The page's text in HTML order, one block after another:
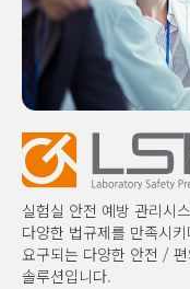
실험실 안전 예방 관리시
다양한 법규제를 만족시
요구되는 다양한 안전 /
솔루션입니다.